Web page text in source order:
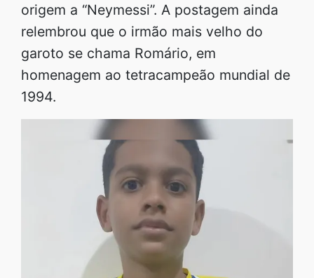
origem a “Neymessi”. A postagem ainda
relembrou que o irmão mais velho do
garoto se chama Romário, em
homenagem ao tetracampeão mundial de
1994.